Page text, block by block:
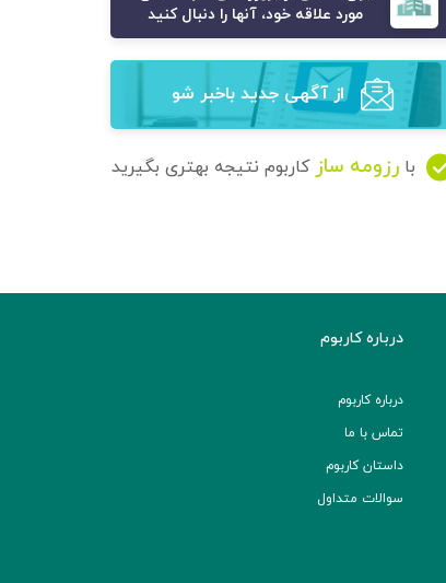
مورد علاقه خود، آنها را دنبال کنید
از آگهی‌ جدید باخبر شو
با رزومه ساز کاربوم نتیجه بهتری بگیرید
درباره کاربوم
درباره کاربوم
تماس با ما
داستان کاربوم
سوالات متداول